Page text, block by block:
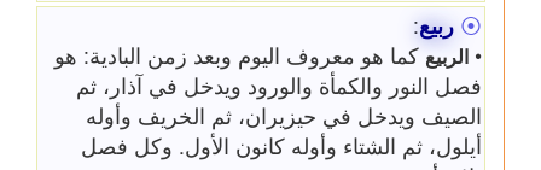
⦿ ربيع:
• الربيعكما هو معروف اليوم وبعد زمن البادية: هو
فصل النور والكمأة والورود ويدخل في آذار، ثم
الصيف ويدخل في حيزيران، ثم الخريف وأوله
أيلول، ثم الشتاء وأوله كانون الأول. وكل فصل